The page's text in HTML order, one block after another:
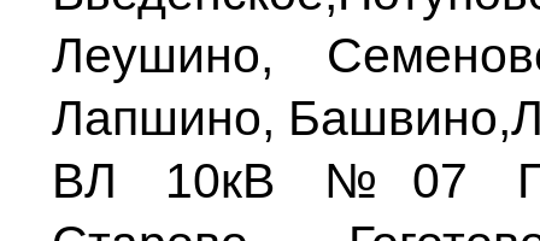
Леушино,
Лапшино,
ВЛ 10кВ №07 ПС